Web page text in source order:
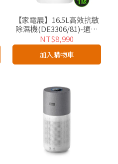
【家電展】16.5L高效抗敏
除濕機(DE3306/81)-適用
20坪
NT$8,990
加入購物車